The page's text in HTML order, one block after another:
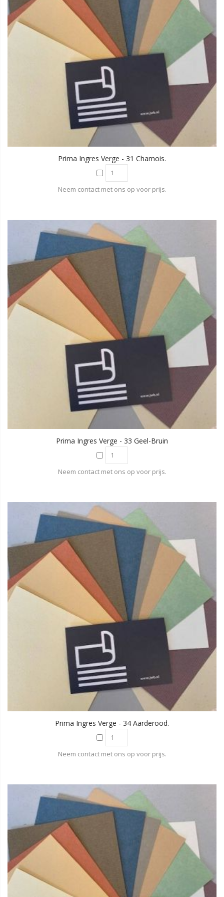
Prima Ingres Verge - 31 Chamois.
Neem contact met ons op voor prijs.
Prima Ingres Verge - 33 Geel-Bruin
Neem contact met ons op voor prijs.
Prima Ingres Verge - 34 Aarderood.
Neem contact met ons op voor prijs.